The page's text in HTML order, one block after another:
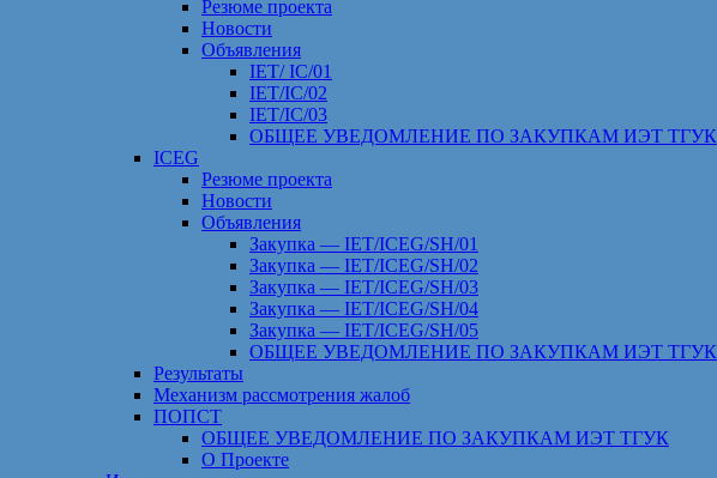
Резюме проекта
Новости
Объявления
IET/ IC/01
IET/IC/02
IET/IC/03
ОБЩЕЕ УВЕДОМЛЕНИЕ ПО ЗАКУПКАМ ИЭТ ТГУК
ICEG
Резюме проекта
Новости
Объявления
Закупка — IET/ICEG/SH/01
Закупка — IET/ICEG/SH/02
Закупка — IET/ICEG/SH/03
Закупка — IET/ICEG/SH/04
Закупка — IET/ICEG/SH/05
ОБЩЕЕ УВЕДОМЛЕНИЕ ПО ЗАКУПКАМ ИЭТ ТГУК
Результаты
Механизм рассмотрения жалоб
ПОПСТ
ОБЩЕЕ УВЕДОМЛЕНИЕ ПО ЗАКУПКАМ ИЭТ ТГУК
О Проекте